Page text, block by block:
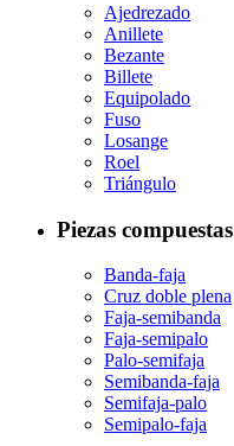
Ajedrezado
Anillete
Bezante
Billete
Equipolado
Fuso
Losange
Roel
Triángulo
Piezas compuestas
Banda-faja
Cruz doble plena
Faja-semibanda
Faja-semipalo
Palo-semifaja
Semibanda-faja
Semifaja-palo
Semipalo-faja